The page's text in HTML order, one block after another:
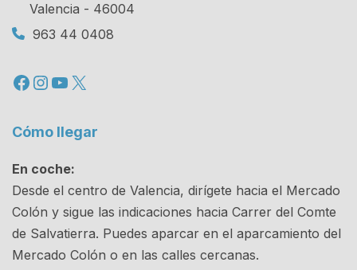
Valencia - 46004
963 44 0408
Facebook
Instagram
YouTube
X
Cómo llegar
En coche:
Desde el centro de Valencia, dirígete hacia el Mercado
Colón y sigue las indicaciones hacia Carrer del Comte
de Salvatierra. Puedes aparcar en el aparcamiento del
Mercado Colón o en las calles cercanas.